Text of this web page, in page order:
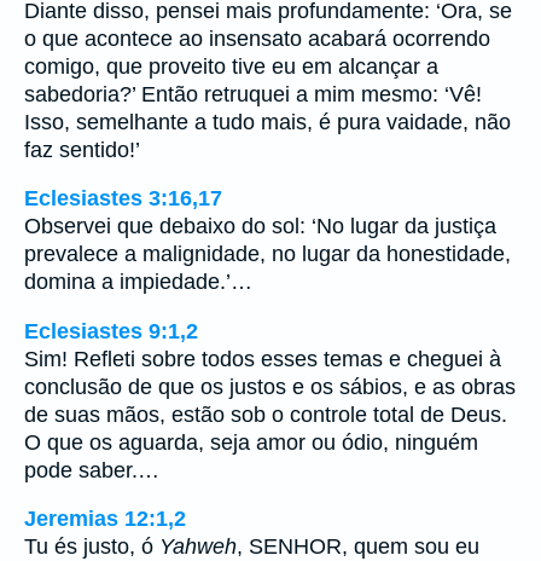
Diante disso, pensei mais profundamente: ‘Ora, se
o que acontece ao insensato acabará ocorrendo
comigo, que proveito tive eu em alcançar a
sabedoria?’ Então retruquei a mim mesmo: ‘Vê!
Isso, semelhante a tudo mais, é pura vaidade, não
faz sentido!’
Eclesiastes 3:16,17
Observei que debaixo do sol: ‘No lugar da justiça
prevalece a malignidade, no lugar da honestidade,
domina a impiedade.’…
Eclesiastes 9:1,2
Sim! Refleti sobre todos esses temas e cheguei à
conclusão de que os justos e os sábios, e as obras
de suas mãos, estão sob o controle total de Deus.
O que os aguarda, seja amor ou ódio, ninguém
pode saber.…
Jeremias 12:1,2
Tu és justo, ó Yahweh, SENHOR, quem sou eu